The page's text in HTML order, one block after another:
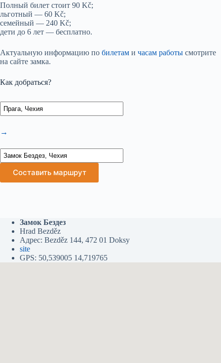
Полный билет стоит 90 Kč;
льготный — 60 Kč;
семейный — 240 Kč;
дети до 6 лет — бесплатно.
Актуальную информацию по билетам и часам работы смотрите
на сайте замка.
Как добраться?
→
Составить маршрут
Замок Бездез
Hrad Bezděz
Адрес: Bezděz 144, 472 01 Doksy
site
GPS: 50,539005 14,719765